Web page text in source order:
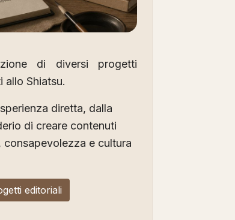
di diversi progetti
allo Shiatsu.
diretta, dalla
di creare contenuti
e cultura
editoriali